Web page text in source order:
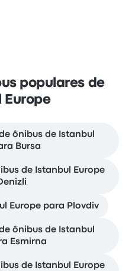
populares de
Europe
ônibus de Istanbul
Bursa
de Istanbul Europe
Europe para Plovdiv
ônibus de Istanbul
Esmirna
de Istanbul Europe